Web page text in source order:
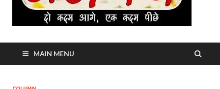
MAIN MENU